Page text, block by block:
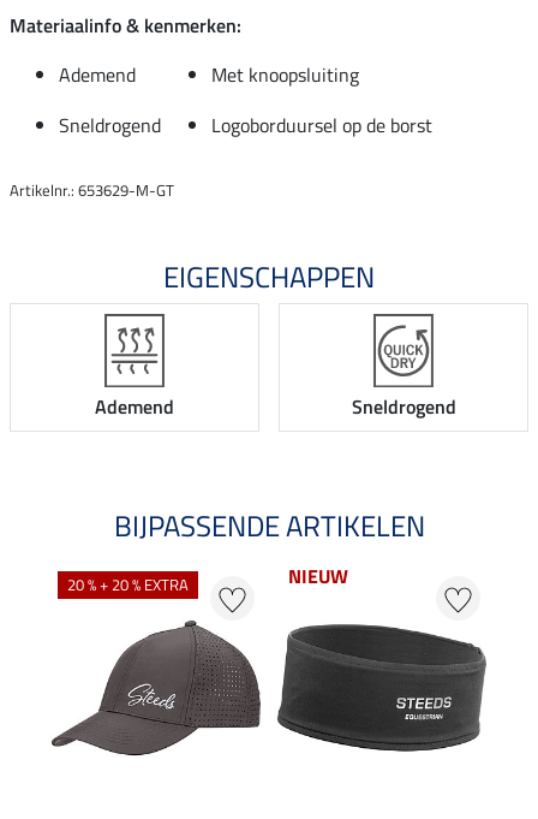
Materiaalinfo & kenmerken:
Ademend
Met knoopsluiting
Sneldrogend
Logoborduursel op de borst
Artikelnr.: 653629-M-GT
EIGENSCHAPPEN
Ademend Sneldrogend
BIJPASSENDE ARTIKELEN
20 % + 20 % EXTRA NIEUW